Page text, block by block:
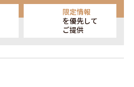
限定情報
を優先して
ご提供